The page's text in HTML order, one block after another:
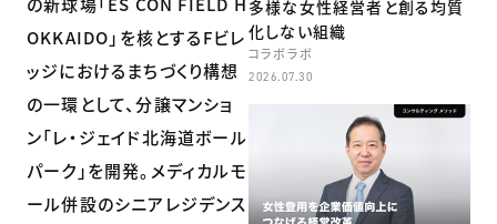
OKKAIDO」を核とするFビレ
ッジにおけるまちづくり構想
の一環として、分譲マンショ
ン「レ・ジェイド北海道ボール
パーク」を開発。メディカルモ
ール併設のシニアレジデンス
多様な女性経営者と創る均質
化しない組織
コラボラボ
2026.07.30